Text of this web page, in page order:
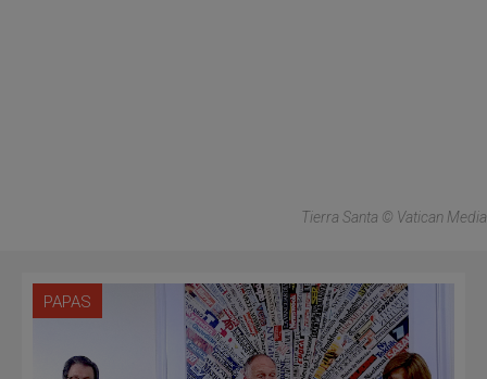
Tierra Santa © Vatican Media
PAPAS